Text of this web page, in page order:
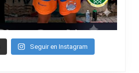
Seguir en Instagram